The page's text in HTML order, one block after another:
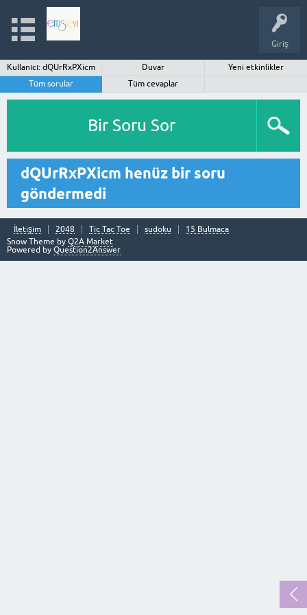
Giriş
Kullanıcı: dQUrRxPXicm Duvar
Yeni etkinlikler
Tüm sorular
Tüm cevaplar
Bir Soru Sor
dQUrRxPXicm henüz bir soru
göndermedi
İletişim 2048 Tic Tac Toe sudoku
15 Bulmaca
Snow Theme by Q2A Market
Powered by Question2Answer